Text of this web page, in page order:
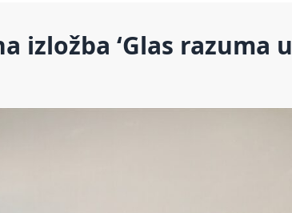
izložba ‘Glas razuma u